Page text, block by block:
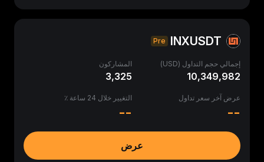
INXUSDT
Pre
إجمالي حجم التداول (USD)
10,349,982
المشاركون
3,325
عرض آخر سعر تداول
--
التغيير خلال 24 ساعة ٪
--
عرض